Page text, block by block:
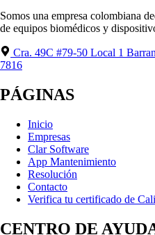
Somos una empresa colombiana
de equipos biomédicos y
Cra. 49C #79-50 Local 1
7816
PÁGINAS
Inicio
Empresas
Clar Software
App Mantenimiento
Resolución
Contacto
Verifica tu certificado de
CENTRO DE